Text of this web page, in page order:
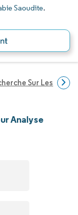
Saoudite.
Sur Les
Analyse